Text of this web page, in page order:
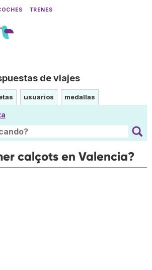
TRENES
de viajes
usuarios medallas
calçots en Valencia?